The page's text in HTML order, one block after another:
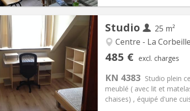
Studio
25 m²
Centre - La Corbeille
485 € excl. charges
KN 4383 Studio plein
meublé ( avec lit et
chaises) , équipé d'une
Info
€
120 €
12 months
No
Arrangement
Bathroom:Private
Surface:25 m2